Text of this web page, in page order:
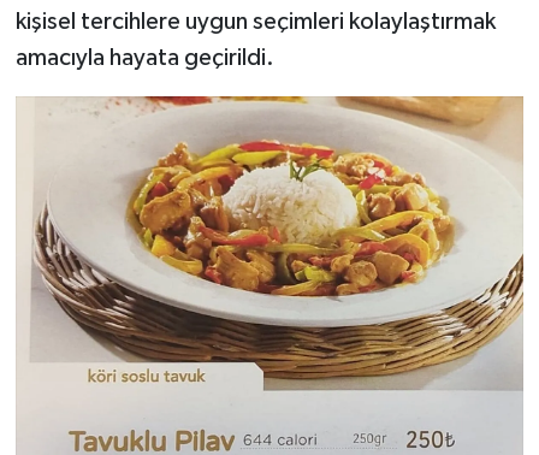
kişisel tercihlere uygun seçimleri kolaylaştırmak
amacıyla hayata geçirildi.